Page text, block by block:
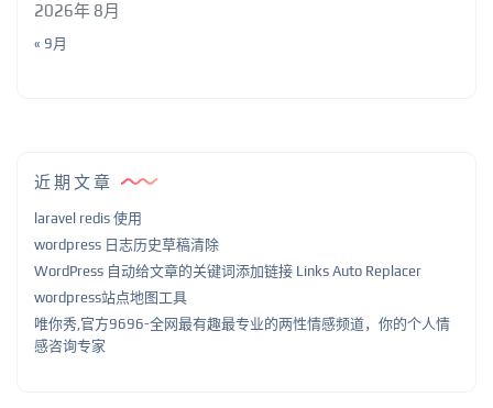
2026年 8月
« 9月
近期文章
laravel redis 使用
wordpress 日志历史草稿清除
WordPress 自动给文章的关键词添加链接 Links Auto Replacer
wordpress站点地图工具
唯你秀,官方9696-全网最有趣最专业的两性情感频道，你的个人情
感咨询专家